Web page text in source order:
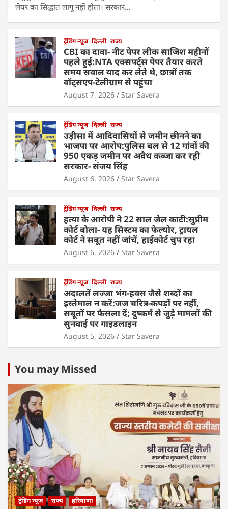
लेयर का सिद्धांत लागू नहीं होता। सरकार…
ट्रेंडिंग न्यूज दिल्ली राज्य
CBI का दावा- नीट पेपर लीक साजिश महीनों
पहले हुई:NTA एक्सपर्ट्स पेपर तैयार करते
समय सवाल याद कर लेते थे, छात्रों तक
वॉट्सएप-टेलीग्राम से पहुंचा
August 7, 2026 Star Savera
ट्रेंडिंग न्यूज दिल्ली राज्य
उड़ीसा में आदिवासियों से जमीन छीनने का
भाजपा पर आरोप:पुलिस बल से 12 गांवों की
950 एकड़ जमीन पर अवैध कब्जा कर रही
सरकार- संजय सिंह
August 6, 2026 Star Savera
ट्रेंडिंग न्यूज दिल्ली राज्य
हत्या के आरोपी ने 22 साल जेल काटी:सुप्रीम
कोर्ट बोला- यह सिस्टम का फेल्योर, ट्रायल
कोर्ट ने सबूत नहीं जांचें, हाईकोर्ट चुप रहा
August 6, 2026 Star Savera
ट्रेंडिंग न्यूज दिल्ली राज्य
अदालतें लज्जा भंग-हवस जैसे शब्दों का
इस्तेमाल न करें:जज चरित्र-कपड़ों पर नहीं,
सबूतों पर फैसला दें; दुष्कर्म से जुड़े मामलों की
सुनवाई पर गाइडलाइन
August 5, 2026 Star Savera
You may Missed
ट्रेंडिंग न्यूज राज्य हरियाणा